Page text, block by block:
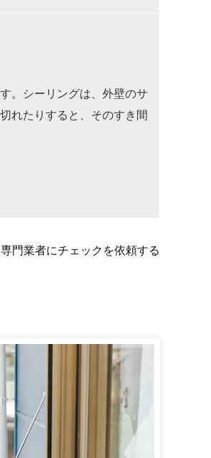
。シーリングは、外壁のサ
れたりすると、そのすき間
門業者にチェックを依頼する